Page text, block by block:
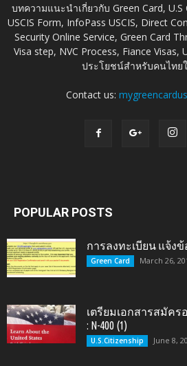
บทความแนะนำเกี่ยวกับ Green Card, U.S
USCIS Form, InfoPass USCIS, Direct
Security Online Service, Green Card
Visa step, NVC Process, Fiance Visas,
ประโยชน์สำหรับคนไทย
Contact us:
POPULAR POSTS
การลงทะเบียน แจ้งข้
Green Card March 26,
เตรียมเอกสารสมัครอ
: N-400 (1)
U.S.Citizenship June 8,